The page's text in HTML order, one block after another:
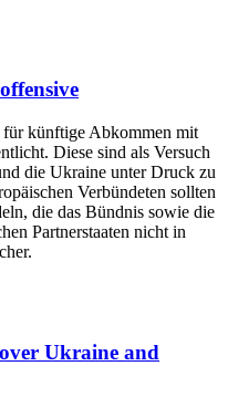
für künftige Abkommen mit
Diese sind als Versuch
die Ukraine unter Druck zu
Verbündeten sollten
die das Bündnis sowie die
Partnerstaaten nicht in
Ukraine and